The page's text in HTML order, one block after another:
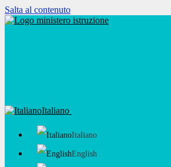
Salta al contenuto
Italiano
Italiano
English